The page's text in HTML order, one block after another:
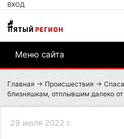
ВХОД
Меню сайта
Главная → Происшествия →
близняшкам, отплывшим далеко
29 июля 2022 г.